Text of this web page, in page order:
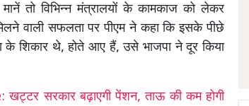
तो विभिन्न मंत्रालयों के कामकाज को लेकर
वाली सफलता पर पीएम ने कहा कि इसके पीछे
शिकार थे, होते आए हैं, उसे भाजपा ने दूर किया
सरकार बढ़ाएगी पेंशन, ताऊ की कम होगी